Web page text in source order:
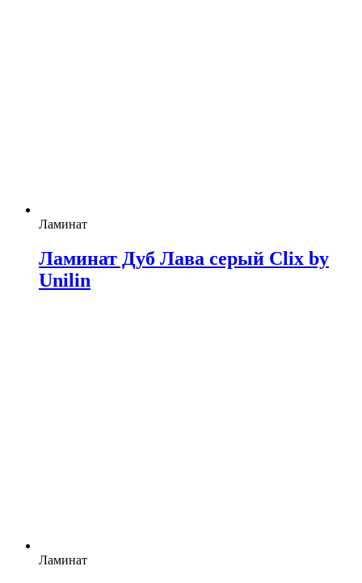
Ламинат
Ламинат Дуб Лава серый Clix by
Unilin
Ламинат